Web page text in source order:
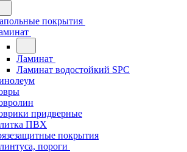
покрытия
Ламинат
Ламинат водостойкий SPC
придверные
ПВХ
покрытия
пороги